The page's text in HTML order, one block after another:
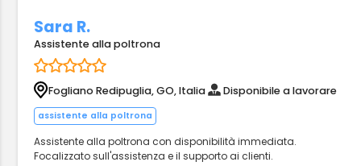
Sara R.
Assistente alla poltrona
Fogliano Redipuglia, GO, Italia Disponibile a lavorare
assistente alla poltrona
Assistente alla poltrona con disponibilità immediata.
Focalizzato sull'assistenza e il supporto ai clienti.